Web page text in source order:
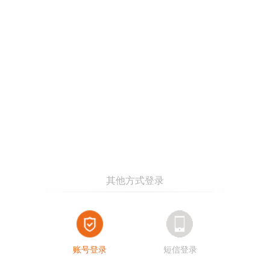
账号登录 短信登录